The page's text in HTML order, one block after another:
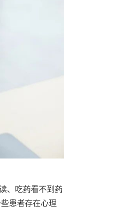
、吃药看不到药
患者存在心理